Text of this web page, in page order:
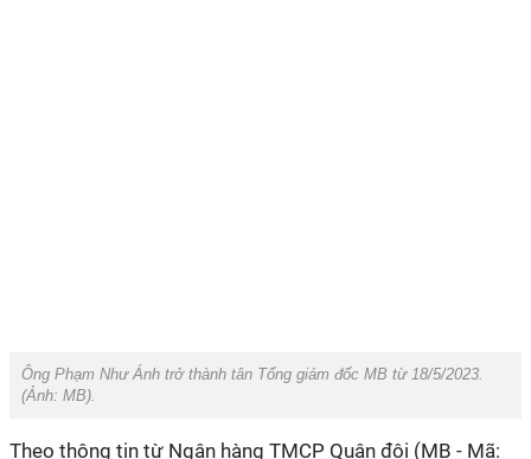
Ông Phạm Như Ánh trở thành tân Tổng giám đốc MB từ 18/5/2023.
(Ảnh: MB).
Theo thông tin từ Ngân hàng TMCP Quân đội (MB - Mã: